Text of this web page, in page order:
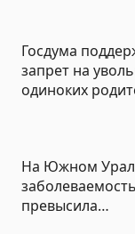
Госдума
запрет на
одиноких
На Южном
превысила